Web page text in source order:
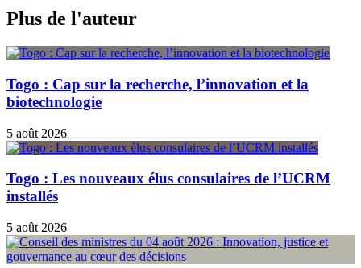
Plus de l'auteur
Togo : Cap sur la recherche, l’innovation et la
biotechnologie
5 août 2026
Togo : Les nouveaux élus consulaires de l’UCRM
installés
5 août 2026